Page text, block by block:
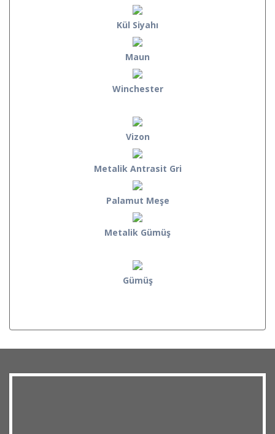
Kül Siyahı
Maun
Winchester
Vizon
Metalik Antrasit Gri
Palamut Meşe
Metalik Gümüş
Gümüş